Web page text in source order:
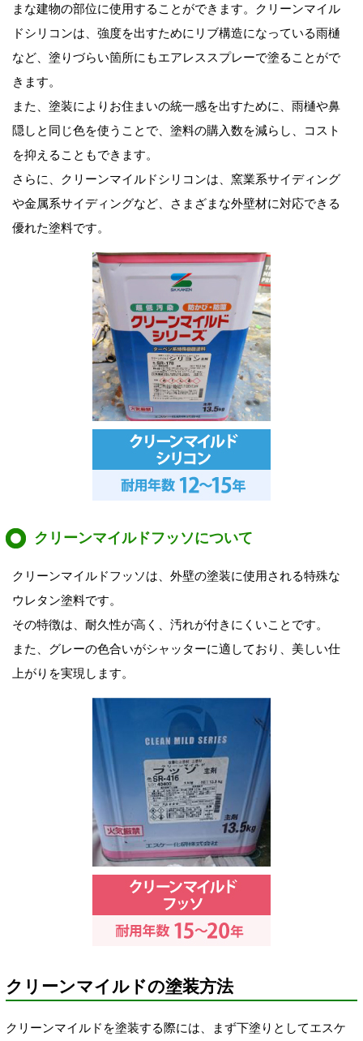
まな建物の部位に使用することができます。クリーンマイル
ドシリコンは、強度を出すためにリブ構造になっている雨樋
など、塗りづらい箇所にもエアレススプレーで塗ることがで
きます。
また、塗装によりお住まいの統一感を出すために、雨樋や鼻
隠しと同じ色を使うことで、塗料の購入数を減らし、コスト
を抑えることもできます。
さらに、クリーンマイルドシリコンは、窯業系サイディング
や金属系サイディングなど、さまざまな外壁材に対応できる
優れた塗料です。
クリーンマイルドフッソについて
クリーンマイルドフッソは、外壁の塗装に使用される特殊な
ウレタン塗料です。
その特徴は、耐久性が高く、汚れが付きにくいことです。
また、グレーの色合いがシャッターに適しており、美しい仕
上がりを実現します。
クリーンマイルドの塗装方法
クリーンマイルドを塗装する際には、まず下塗りとしてエスケ